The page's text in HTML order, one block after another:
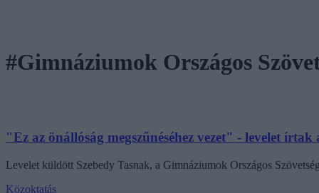
#Gimnáziumok Országos
"Ez az önállóság megszűnéséhez vezet" - levelet
Levelet küldött Szebedy Tasnak, a Gimnáziumok Országos
Közoktatás